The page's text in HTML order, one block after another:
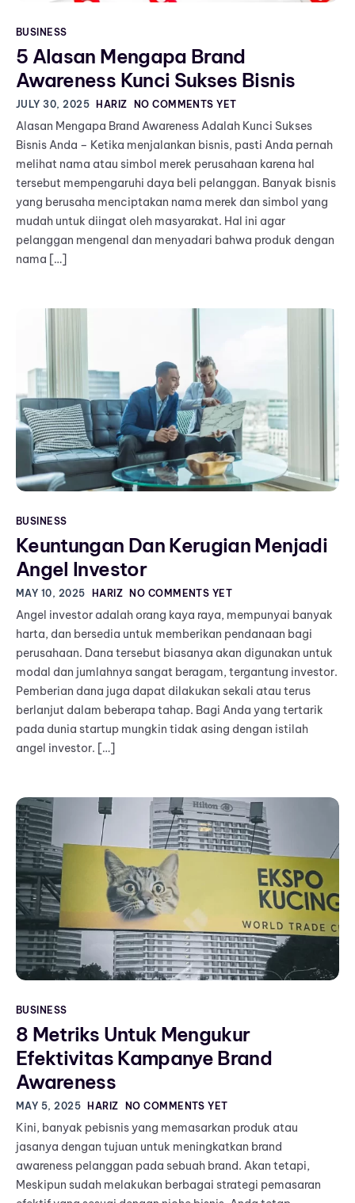
BUSINESS
5 Alasan Mengapa Brand
Awareness Kunci Sukses Bisnis
JULY 30, 2025 HARIZ NO COMMENTS YET
Alasan Mengapa Brand Awareness Adalah Kunci Sukses
Bisnis Anda – Ketika menjalankan bisnis, pasti Anda pernah
melihat nama atau simbol merek perusahaan karena hal
tersebut mempengaruhi daya beli pelanggan. Banyak bisnis
yang berusaha menciptakan nama merek dan simbol yang
mudah untuk diingat oleh masyarakat. Hal ini agar
pelanggan mengenal dan menyadari bahwa produk dengan
nama […]
BUSINESS
Keuntungan Dan Kerugian Menjadi
Angel Investor
MAY 10, 2025 HARIZ NO COMMENTS YET
Angel investor adalah orang kaya raya, mempunyai banyak
harta, dan bersedia untuk memberikan pendanaan bagi
perusahaan. Dana tersebut biasanya akan digunakan untuk
modal dan jumlahnya sangat beragam, tergantung investor.
Pemberian dana juga dapat dilakukan sekali atau terus
berlanjut dalam beberapa tahap. Bagi Anda yang tertarik
pada dunia startup mungkin tidak asing dengan istilah
angel investor. […]
BUSINESS
8 Metriks Untuk Mengukur
Efektivitas Kampanye Brand
Awareness
MAY 5, 2025 HARIZ NO COMMENTS YET
Kini, banyak pebisnis yang memasarkan produk atau
jasanya dengan tujuan untuk meningkatkan brand
awareness pelanggan pada sebuah brand. Akan tetapi,
Meskipun sudah melakukan berbagai strategi pemasaran